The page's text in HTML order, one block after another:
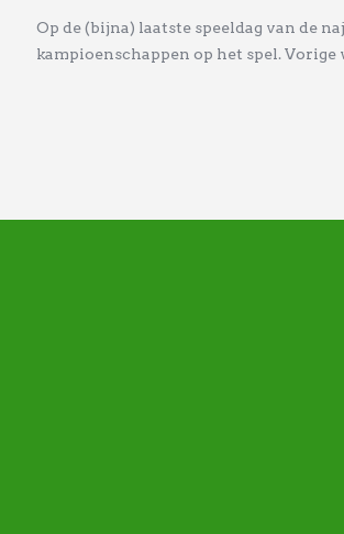
Op de (bijna) laatste speeldag van de
kampioenschappen op het spel. Vorige